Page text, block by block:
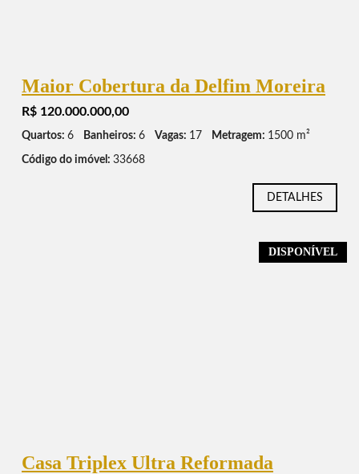
Maior Cobertura da Delfim Moreira
R$ 120.000.000,00
Quartos: 6 Banheiros: 6 Vagas: 17 Metragem: 1500 m²
Código do imóvel: 33668
DETALHES
DISPONÍVEL
Casa Triplex Ultra Reformada